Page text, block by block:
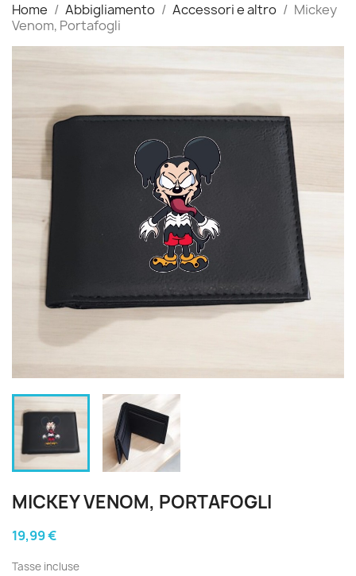
Home Abbigliamento Accessori e altro
Mickey
Venom, Portafogli
MICKEY VENOM, PORTAFOGLI
19,99 €
Tasse incluse